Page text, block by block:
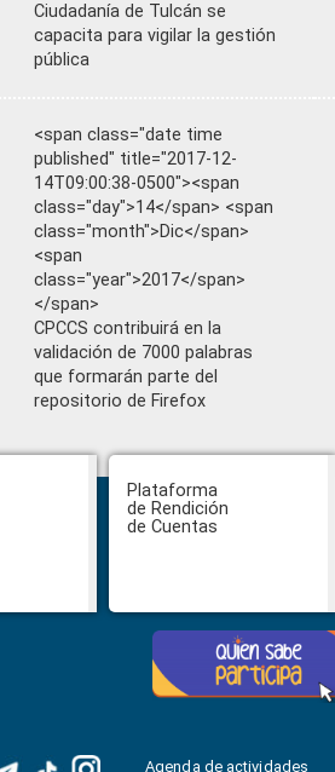
Ciudadanía de Tulcán se
capacita para vigilar la gestión
pública
<span class="date time
published" title="2017-12-
14T09:00:38-0500"><span
class="day">14</span> <span
class="month">Dic</span>
<span
class="year">2017</span>
</span>
CPCCS contribuirá en la
validación de 7000 palabras
que formarán parte del
repositorio de Firefox
Plataforma
de Rendición
de Cuentas
Agenda de actividades